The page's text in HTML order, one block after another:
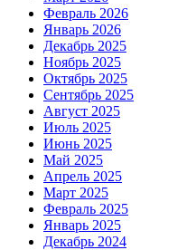
Февраль 2026
Январь 2026
Декабрь 2025
Ноябрь 2025
Октябрь 2025
Сентябрь 2025
Август 2025
Июль 2025
Июнь 2025
Май 2025
Апрель 2025
Март 2025
Февраль 2025
Январь 2025
Декабрь 2024